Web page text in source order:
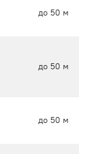
до 50 м
до 50 м
до 50 м